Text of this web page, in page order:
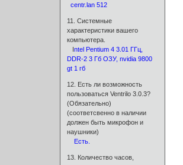
centr.lan 512
11. Системные
характеристики вашего
компьютера.
Intel Pentium 4 3.01 ГГц,
DDR-2 3 Гб ОЗУ, nvidia 9800
gt 1 гб
12. Есть ли возможность
пользоваться Ventrilo 3.0.3?
(Обязательно)
(соответсвенно в наличии
должен быть микрофон и
наушники)
Есть.
13. Количество часов,